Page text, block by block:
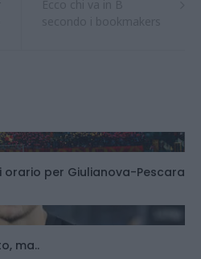
orario per Giulianova-Pescara
ma..